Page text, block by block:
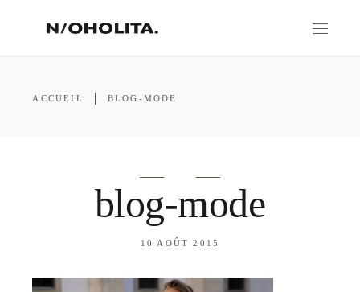
ACCUEIL BLOG-MODE
blog-mode
10 AOÛT 2015